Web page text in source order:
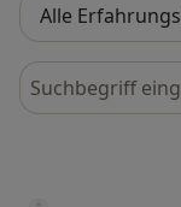
Bewertungen